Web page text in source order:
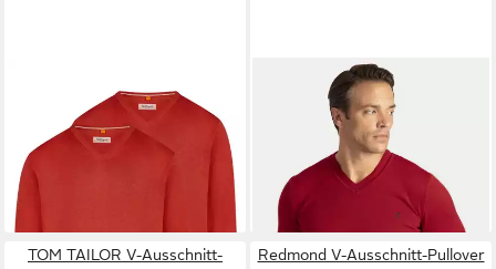
Pullover 2er Pack Basic (Spar-
Set, 2-tlg) Pullover -
Baumwolle - Atmungsaktiv -
Weicher Feinstrick
ab 70,95 € UVP 79,98 €
-11%
SIR RAYMOND TAILOR
Strickpullover Los Angeles (1-
tlg) mit klassischem V-
Ausschnitt
ab 41,95 € UVP79,95 €
+4
TOM TAILOR V-Ausschnitt-
Redmond V-Ausschnitt-Pullover